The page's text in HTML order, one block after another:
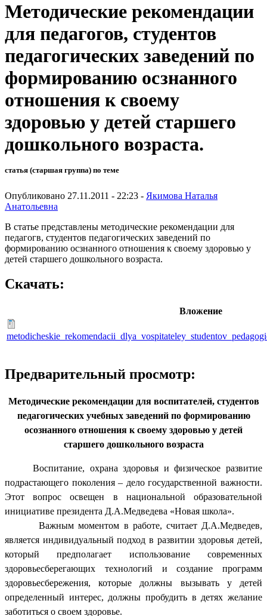
Методические рекомендации
для педагогов, студентов
педагогических заведений по
формированию осзнанного
отношения к своему
здоровью у детей старшего
дошкольного возраста.
статья (старшая группа) по теме
Опубликовано 27.11.2011 - 22:23 - Якимова Наталья
Анатольевна
В статье представлены методические рекомендации для
педагогв, студентов педагогических заведений по
формированию осзнанного отношения к своему здоровью у
детей старшего дошкольного возраста.
Скачать:
Вложение
Предварительный просмотр:
Методические рекомендации для воспитателей, студентов
педагогических учебных заведений по формированию
осознанного отношения к своему здоровью у детей
старшего дошкольного возраста
Воспитание, охрана здоровья и физическое развитие
подрастающего поколения – дело государственной важности.
Этот вопрос освещен в национальной образовательной
инициативе президента Д.А.Медведева «Новая школа».
Важным моментом в работе, считает Д.А.Медведев,
является индивидуальный подход в развитии здоровья детей,
который предполагает использование современных
здоровьесберегающих технологий и создание программ
здоровьесбережения, которые должны вызывать у детей
определенный интерес, должны пробудить в детях желание
заботиться о своем здоровье.